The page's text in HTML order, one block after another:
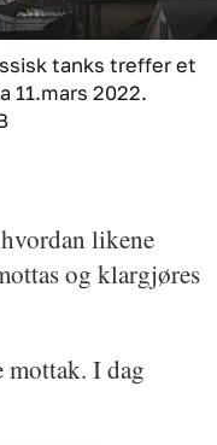
tanks treffer et
11.mars 2022.
likene
og klargjøres
mottak. I dag